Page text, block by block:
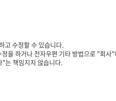
고 수정할 수 있습니다.
하거나 전자우편 기타 방법으로 "회사
는 책임지지 않습니다.